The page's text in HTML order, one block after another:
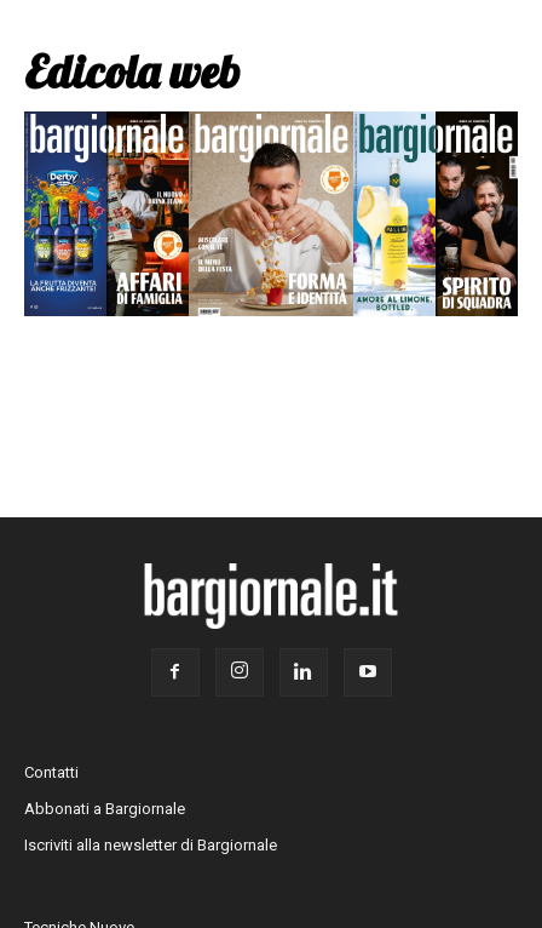
Edicola web
Contatti
Abbonati a Bargiornale
Iscriviti alla newsletter di Bargiornale